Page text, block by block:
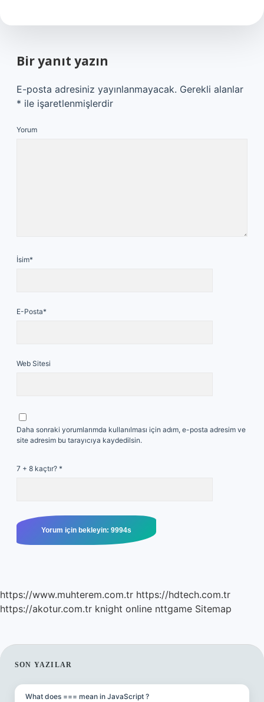
Bir yanıt yazın
E-posta adresiniz yayınlanmayacak. Gerekli alanlar
* ile işaretlenmişlerdir
Yorum
İsim*
E-Posta*
Web Sitesi
Daha sonraki yorumlarımda kullanılması için adım, e-posta adresim ve
site adresim bu tarayıcıya kaydedilsin.
7 + 8 kaçtır? *
https://www.muhterem.com.tr https://hdtech.com.tr
https://akotur.com.tr knight online nttgame Sitemap
SIDEBAR
SON YAZILAR
What does === mean in JavaScript ?